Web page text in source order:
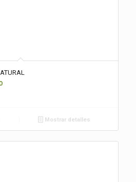
Mostrar detalles